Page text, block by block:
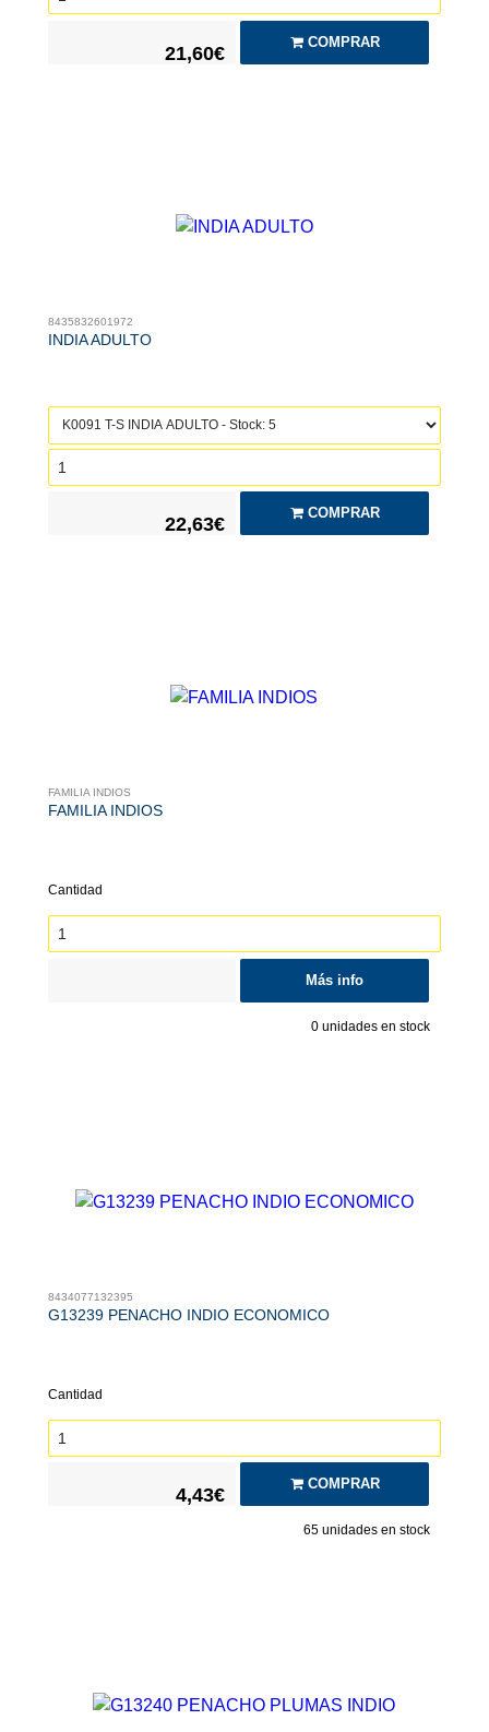
21,60€
COMPRAR
8435832601972
INDIA ADULTO
22,63€
COMPRAR
FAMILIA INDIOS
FAMILIA INDIOS
Cantidad
Más info
0 unidades en stock
8434077132395
G13239 PENACHO INDIO ECONOMICO
Cantidad
4,43€
COMPRAR
65 unidades en stock